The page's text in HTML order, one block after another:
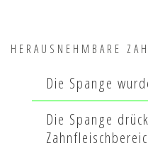
HERAUSNEHMBARE
Die Spange
Die Spange